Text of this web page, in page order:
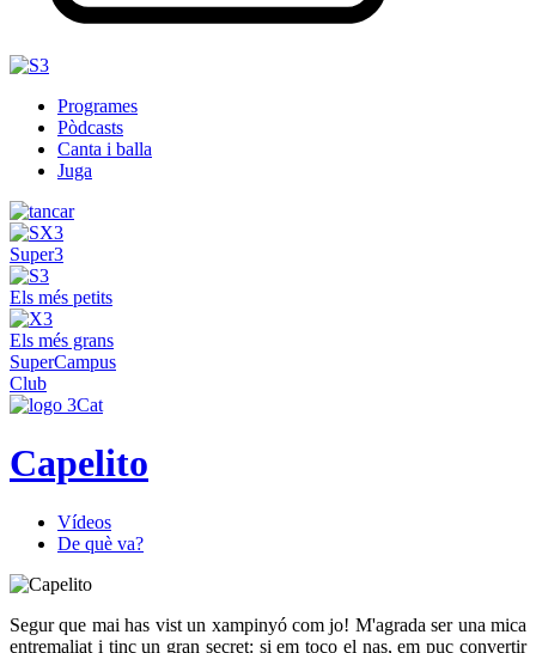
Programes
Pòdcasts
Canta i balla
Juga
Super3
Els més petits
Els més grans
SuperCampus
Club
Capelito
Vídeos
De què va?
Segur que mai has vist un xampinyó com jo! M'agrada ser una mica
entremaliat i tinc un gran secret: si em toco el nas, em puc convertir